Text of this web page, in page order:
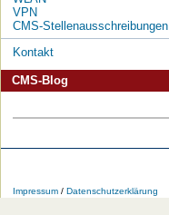
VPN
CMS-Stellenausschreibungen
Kontakt
CMS-Blog
im
bei bei bei bei Feeds
Impressum/ Datenschutzerklärung